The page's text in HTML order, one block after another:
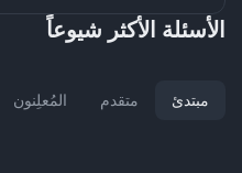
الأسئلة الأكثر شيوعاً
مبتدئ متقدم المُعلِنون